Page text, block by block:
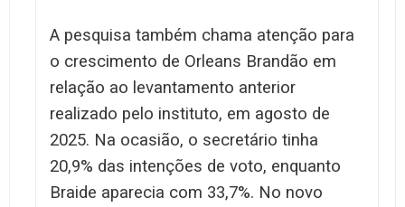
A pesquisa também chama atenção para
o crescimento de Orleans Brandão em
relação ao levantamento anterior
realizado pelo instituto, em agosto de
2025. Na ocasião, o secretário tinha
20,9% das intenções de voto, enquanto
Braide aparecia com 33,7%. No novo